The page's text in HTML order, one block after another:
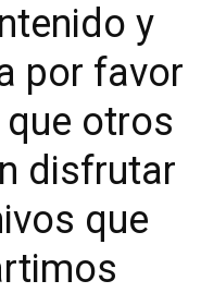
y
por favor
otros
disfrutar
que